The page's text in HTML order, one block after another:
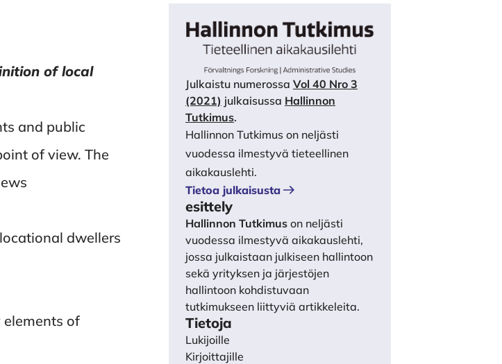
of local
and public
of view. The
dwellers
of
Julkaistu numerossa Vol 40 Nro 3
(2021) julkaisussa Hallinnon
Tutkimus.
Hallinnon Tutkimus on neljästi
vuodessa ilmestyvä tieteellinen
aikakauslehti.
Tietoa julkaisusta
esittely
Hallinnon Tutkimus on neljästi
vuodessa ilmestyvä aikakauslehti,
jossa julkaistaan julkiseen hallintoon
sekä yrityksen ja järjestöjen
hallintoon kohdistuvaan
tutkimukseen liittyviä artikkeleita.
Tietoja
Lukijoille
Kirjoittajille